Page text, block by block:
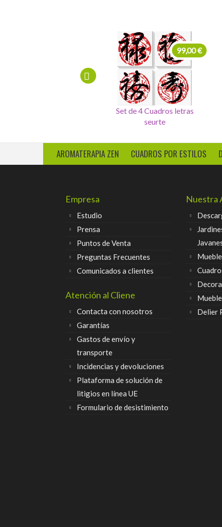
Set de 4 Cuadros letras
chinas
99,00 €
AROMATERAPIA ZEN CUADROS POR ESTILOS
Empresa
Estudio
Prensa
Puntos de Venta
Preguntas Frecuentes
Comunicados a clientes
Atención al Cliene
Contacta con nosotros
Garantías
Gastos de envío y
transporte
Incidencias y devoluciones
Plataforma de solución de
litigios en línea UE
Formulario de desistimiento
Nuestra
Delier